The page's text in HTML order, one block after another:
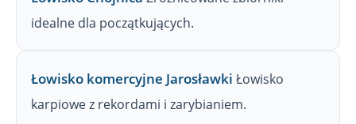
idealne dla początkujących.
Łowisko komercyjne Jarosławki Łowisko
karpiowe z rekordami i zarybianiem.